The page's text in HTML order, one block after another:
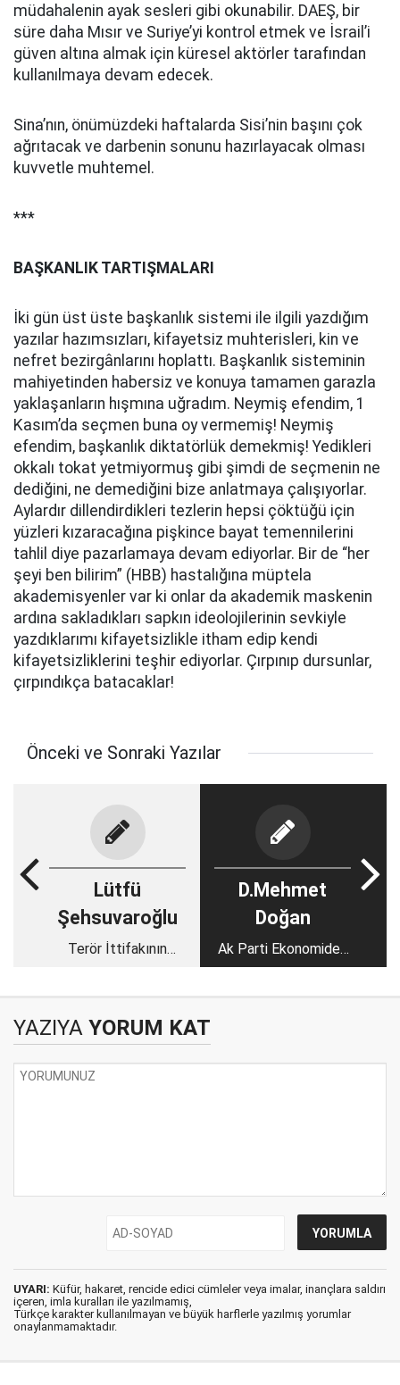
müdahalenin ayak sesleri gibi okunabilir. DAEŞ, bir
süre daha Mısır ve Suriye’yi kontrol etmek ve İsrail’i
güven altına almak için küresel aktörler tarafından
kullanılmaya devam edecek.
Sina’nın, önümüzdeki haftalarda Sisi’nin başını çok
ağrıtacak ve darbenin sonunu hazırlayacak olması
kuvvetle muhtemel.
***
BAŞKANLIK TARTIŞMALARI
İki gün üst üste başkanlık sistemi ile ilgili yazdığım
yazılar hazımsızları, kifayetsiz muhterisleri, kin ve
nefret bezirgânlarını hoplattı. Başkanlık sisteminin
mahiyetinden habersiz ve konuya tamamen garazla
yaklaşanların hışmına uğradım. Neymiş efendim, 1
Kasım’da seçmen buna oy vermemiş! Neymiş
efendim, başkanlık diktatörlük demekmiş! Yedikleri
okkalı tokat yetmiyormuş gibi şimdi de seçmenin ne
dediğini, ne demediğini bize anlatmaya çalışıyorlar.
Aylardır dillendirdikleri tezlerin hepsi çöktüğü için
yüzleri kızaracağına pişkince bayat temennilerini
tahlil diye pazarlamaya devam ediyorlar. Bir de “her
şeyi ben bilirim” (HBB) hastalığına müptela
akademisyenler var ki onlar da akademik maskenin
ardına sakladıkları sapkın ideolojilerinin sevkiyle
yazdıklarımı kifayetsizlikle itham edip kendi
kifayetsizliklerini teşhir ediyorlar. Çırpınıp dursunlar,
çırpındıkça batacaklar!
Önceki ve Sonraki Yazılar
Lütfü
Şehsuvaroğlu
Terör İttifakının
D.Mehmet
Doğan
Ak Parti Ekonomiden
Değil, Kültürden
YAZIYA YORUM KAT
UYARI: Küfür, hakaret, rencide edici cümleler veya imalar, inançlara saldırı
içeren, imla kuralları ile yazılmamış,
Türkçe karakter kullanılmayan ve büyük harflerle yazılmış yorumlar
onaylanmamaktadır.